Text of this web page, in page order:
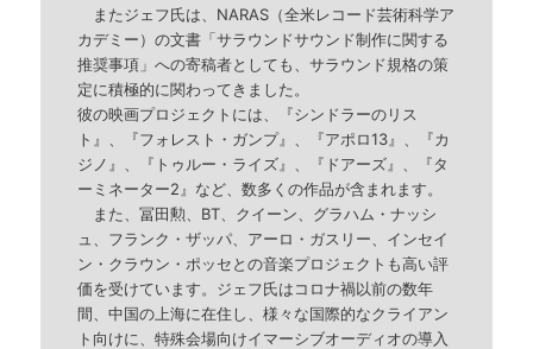
またジェフ氏は、NARAS（全米レコード芸術科学ア
カデミー）の文書「サラウンドサウンド制作に関する
推奨事項」への寄稿者としても、サラウンド規格の策
定に積極的に関わってきました。
彼の映画プロジェクトには、『シンドラーのリス
ト』、『フォレスト・ガンプ』、『アポロ13』、『カ
ジノ』、『トゥルー・ライズ』、『ドアーズ』、『タ
ーミネーター2』など、数多くの作品が含まれます。
また、冨田勲、BT、クイーン、グラハム・ナッシ
ュ、フランク・ザッパ、アーロ・ガスリー、インセイ
ン・クラウン・ポッセとの音楽プロジェクトも高い評
価を受けています。ジェフ氏はコロナ禍以前の数年
間、中国の上海に在住し、様々な国際的なクライアン
ト向けに、特殊会場向けイマーシブオーディオの導入